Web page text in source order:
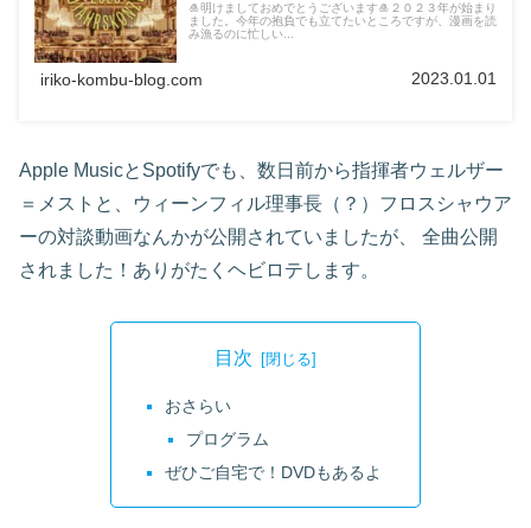
🎍明けましておめでとうございます🎍２０２３年が始まり
ました。今年の抱負でも立てたいところですが、漫画を読
み漁るのに忙しい...
iriko-kombu-blog.com 2023.01.01
Apple MusicとSpotifyでも、数日前から指揮者ウェルザー
＝メストと、ウィーンフィル理事長（？）フロスシャウア
ーの対談動画なんかが公開されていましたが、 全曲公開
されました！ありがたくヘビロテします。
目次
おさらい
プログラム
ぜひご自宅で！DVDもあるよ